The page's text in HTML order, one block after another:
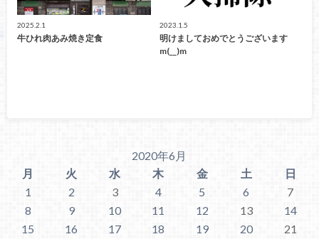
2025.2.1
牛ひれ肉あみ焼き定食
2023.1.5
明けましておめでとうございます
m(__)m
2020年6月
月
火 水 木 金 土
日
1
2 3 4 5 6
7
8
9 10 11 12 13
14
15
16 17 18 19 20
21